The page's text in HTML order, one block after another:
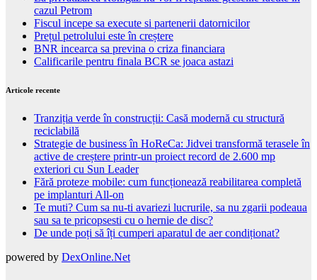
cazul Petrom
Fiscul incepe sa execute si partenerii datornicilor
Prețul petrolului este în creștere
BNR incearca sa previna o criza financiara
Calificarile pentru finala BCR se joaca astazi
Articole recente
Tranziția verde în construcții: Casă modernă cu structură
reciclabilă
Strategie de business în HoReCa: Jidvei transformă terasele în
active de creștere printr-un proiect record de 2.600 mp
exteriori cu Sun Leader
Fără proteze mobile: cum funcționează reabilitarea completă
pe implanturi All-on
Te muti? Cum sa nu-ti avariezi lucrurile, sa nu zgarii podeaua
sau sa te pricopsesti cu o hernie de disc?
De unde poți să îți cumperi aparatul de aer condiționat?
powered by DexOnline.Net